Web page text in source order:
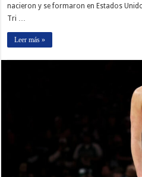
nacieron y se formaron en Estados
Tri …
Leer más »